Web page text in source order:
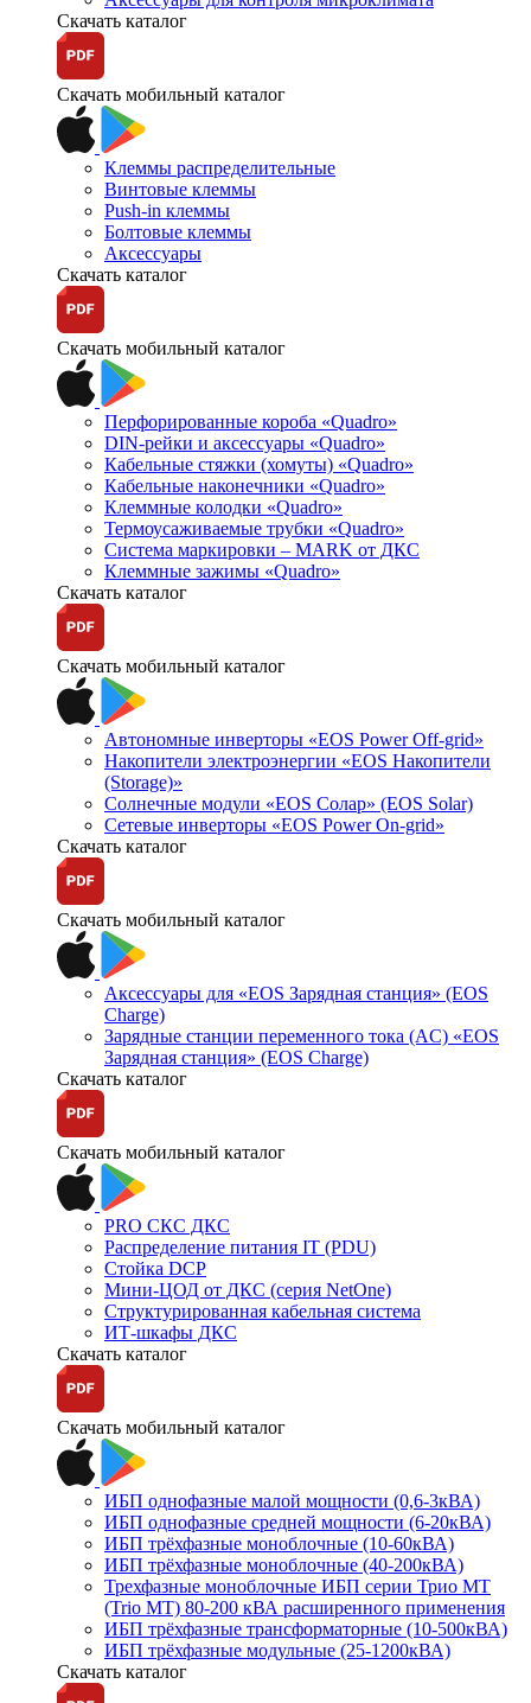
Скачать каталог
Скачать мобильный каталог
Клеммы распределительные
Винтовые клеммы
Push-in клеммы
Болтовые клеммы
Аксессуары
Скачать каталог
Скачать мобильный каталог
Перфорированные короба «Quadro»
DIN-рейки и аксессуары «Quadro»
Кабельные стяжки (хомуты) «Quadro»
Кабельные наконечники «Quadro»
Клеммные колодки «Quadro»
Термоусаживаемые трубки «Quadro»
Система маркировки – MARK от ДКС
Клеммные зажимы «Quadro»
Скачать каталог
Скачать мобильный каталог
Автономные инверторы «EOS Power Off-grid»
Накопители электроэнергии «EOS Накопители
(Storage)»
Солнечные модули «EOS Солар» (EOS Solar)
Сетевые инверторы «EOS Power On-grid»
Скачать каталог
Скачать мобильный каталог
Аксессуары для «EOS Зарядная станция» (EOS
Charge)
Зарядные станции переменного тока (AC) «EOS
Зарядная станция» (EOS Charge)
Скачать каталог
Скачать мобильный каталог
PRO СКС ДКС
Распределение питания IT (PDU)
Стойка DCP
Мини-ЦОД от ДКС (серия NetOne)
Структурированная кабельная система
ИТ-шкафы ДКС
Скачать каталог
Скачать мобильный каталог
ИБП однофазные малой мощности (0,6-3кВА)
ИБП однофазные средней мощности (6-20кВА)
ИБП трёхфазные моноблочные (10-60кВА)
ИБП трёхфазные моноблочные (40-200кВА)
Трехфазные моноблочные ИБП серии Трио МТ
(Trio MT) 80-200 кВА расширенного применения
ИБП трёхфазные трансформаторные (10-500кВА)
ИБП трёхфазные модульные (25-1200кВА)
Скачать каталог